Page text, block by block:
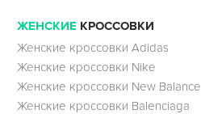
ЖЕНСКИЕ КРОССОВКИ
Женские кроссовки Adidas
Женские кроссовки Nike
Женские кроссовки New Balance
Женские кроссовки Balenciaga